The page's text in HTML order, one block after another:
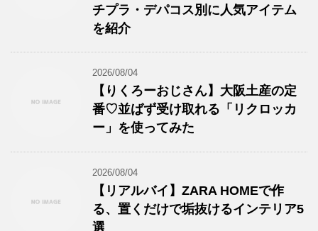
チプラ・デパコス別に人気アイテム
を紹介
2026/08/04
【りくろーおじさん】大阪土産の定
番♡並ばず受け取れる「リクロッカ
ー」を使ってみた
2026/08/04
【リアルバイ】ZARA HOMEで作
る、置くだけで垢抜けるインテリア5
選